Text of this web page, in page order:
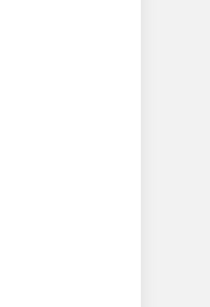
বন্যায় ক্ষতিগ্রস্তদের
দিলেন সাচিং প্রু